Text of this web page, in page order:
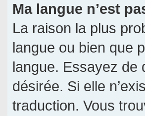
Ma langue n’est
La raison la plus
langue ou bien que
langue. Essayez de
désirée. Si elle
traduction. Vous